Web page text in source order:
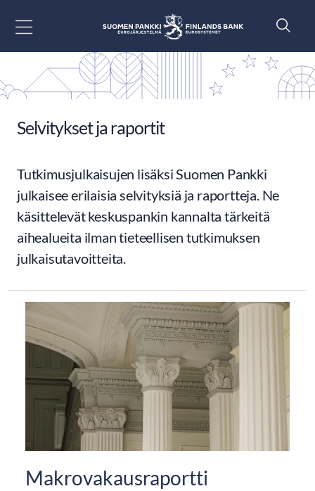
Selvitykset ja raportit
Tutkimusjulkaisujen lisäksi Suomen Pankki
julkaisee erilaisia selvityksiä ja raportteja. Ne
käsittelevät keskuspankin kannalta tärkeitä
aihealueita ilman tieteellisen tutkimuksen
julkaisutavoitteita.
Makrovakausraportti